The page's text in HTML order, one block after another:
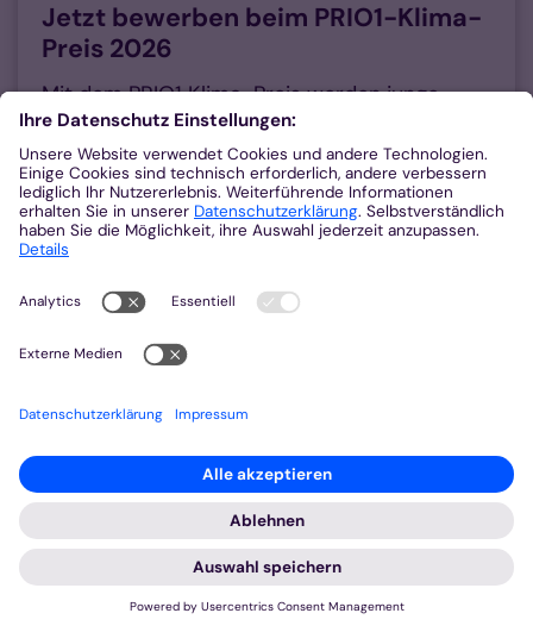
Jetzt bewerben beim PRIO1-Klima-
Preis 2026
Mit dem PRIO1 Klima-Preis werden junge
Menschen zwischen 16 und 30 Jahren
ausgezeichnet, die innovative und kreative
Lösungsansätze für den Klimaschutz
entwickelt haben. ...
weiterlesen